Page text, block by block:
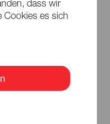
dass wir
Cookies es sich